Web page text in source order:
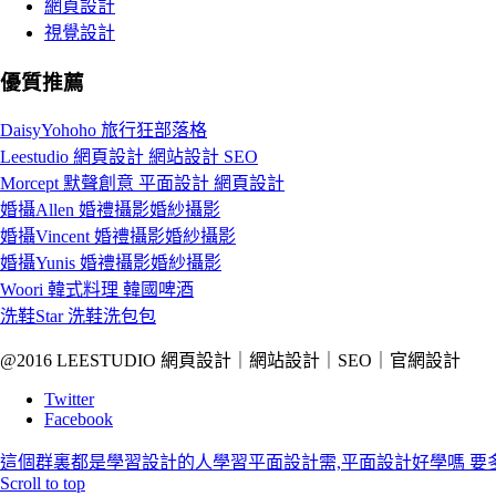
網頁設計
視覺設計
優質推薦
DaisyYohoho 旅行狂部落格
Leestudio 網頁設計 網站設計 SEO
Morcept 默聲創意 平面設計 網頁設計
婚攝Allen 婚禮攝影婚紗攝影
婚攝Vincent 婚禮攝影婚紗攝影
婚攝Yunis 婚禮攝影婚紗攝影
Woori 韓式料理 韓國啤酒
洗鞋Star 洗鞋洗包包
@2016 LEESTUDIO 網頁設計｜網站設計｜SEO｜官網設計
Twitter
Facebook
這個群裏都是學習設計的人學習平面設計需,平面設計好學嗎
Scroll to top